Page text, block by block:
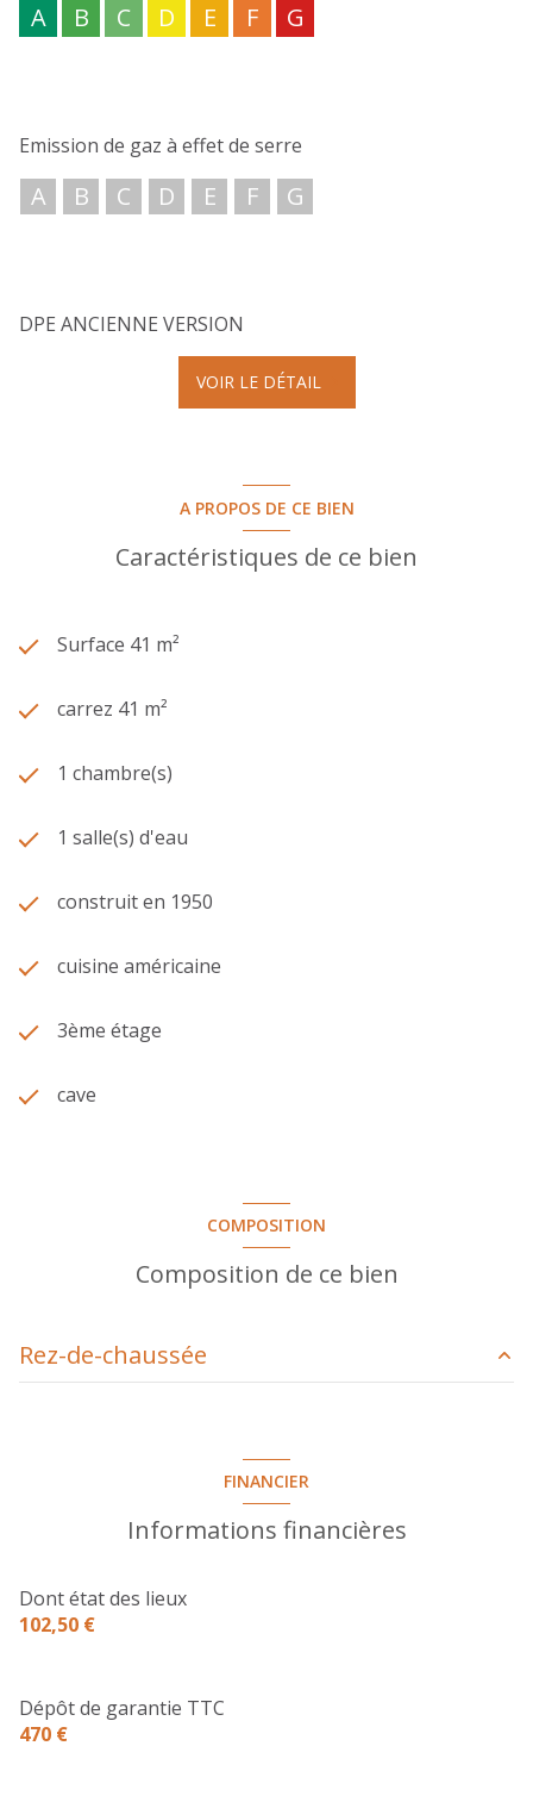
A B C D E F G
Emission de gaz à effet de serre
A B C D E F G
DPE ANCIENNE VERSION
VOIR LE DÉTAIL
A PROPOS DE CE BIEN
Caractéristiques de ce bien
Surface 41 m²
carrez 41 m²
1 chambre(s)
1 salle(s) d'eau
construit en 1950
cuisine américaine
3ème étage
cave
COMPOSITION
Composition de ce bien
Rez-de-chaussée
FINANCIER
Informations financières
Dont état des lieux
102,50 €
Dépôt de garantie TTC
470 €